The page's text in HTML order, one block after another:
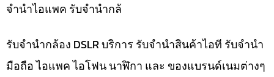
จำนำไอแพค รับจำนำกล้
รับจำนำกล้อง DSLR บริการ รับจำนำสินค้าไอที รับจำนำ
มือถือ ไอแพค ไอโฟน นาฬิกา และ ของแบรนด์เนมต่างๆ